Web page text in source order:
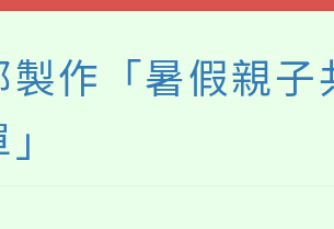
製作「暑假親子